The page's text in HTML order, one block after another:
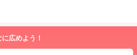
広めよう！